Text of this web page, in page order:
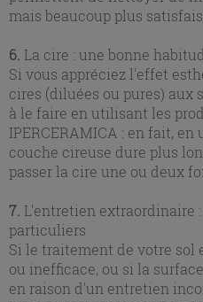
mais beaucoup plus
6. La cire : une bonne
Si vous appréciez l'effet
cires (diluées ou pures) aux
à le faire en utilisant les
IPERCERAMICA : en fait,
couche cireuse dure plus
passer la cire une ou deux
7. L'entretien extraordinaire
particuliers
Si le traitement de votre sol
ou inefficace, ou si la
en raison d'un entretien